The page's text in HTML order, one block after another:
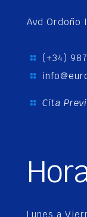
Avd Ordoño
(+34)
Cita
Lunes a